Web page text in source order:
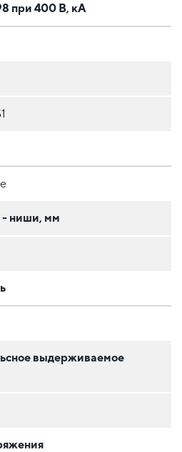
при 400 В, кА
- ниши, мм
выдерживаемое